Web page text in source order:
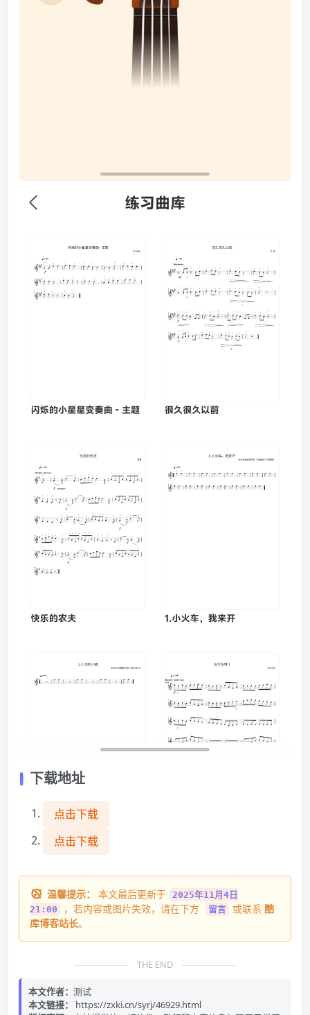
下载地址
点击下载
点击下载
温馨提示： 本文最后更新于 2025年11月4日
21:00
，若内容或图片失效，请在下方 留言 或联系 酷
库博客站长。
THE END
本文作者： 测试
本文链接：
https://zxki.cn/syrj/46929.html